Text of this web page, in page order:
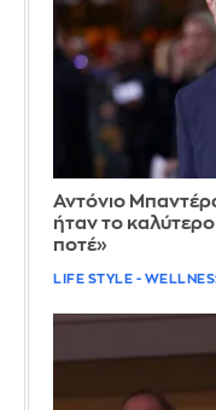
Αντόνιο
ήταν το
ποτέ»
LIFE STYLE -